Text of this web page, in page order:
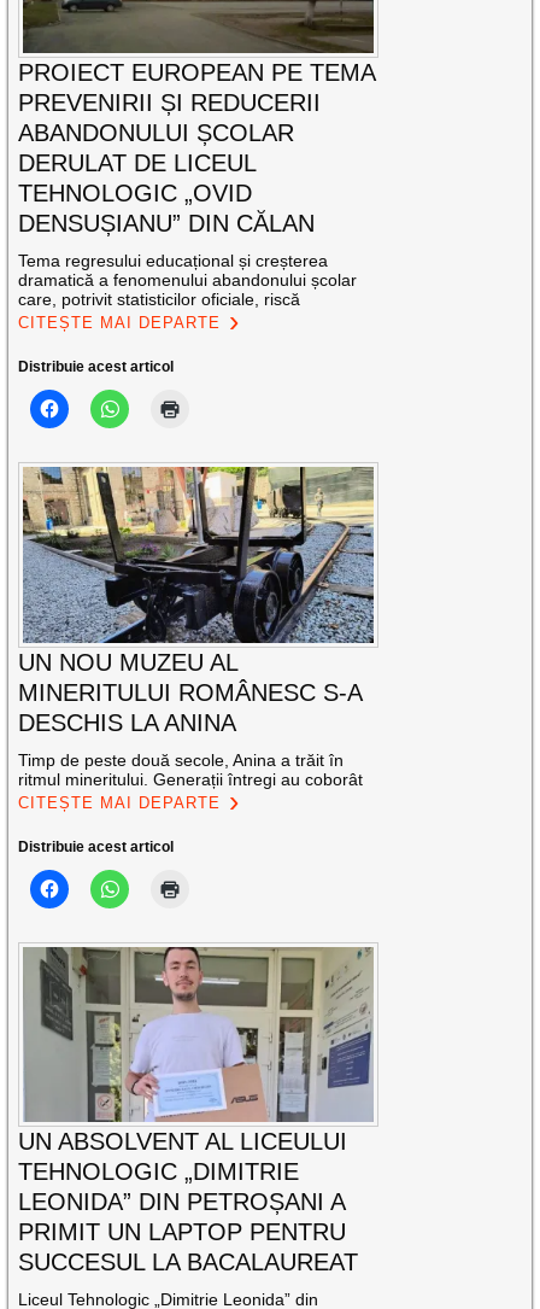
PROIECT EUROPEAN PE TEMA
PREVENIRII ȘI REDUCERII
ABANDONULUI ȘCOLAR
DERULAT DE LICEUL
TEHNOLOGIC „OVID
DENSUȘIANU” DIN CĂLAN
Tema regresului educațional și creșterea
dramatică a fenomenului abandonului școlar
care, potrivit statisticilor oficiale, riscă
CITEȘTE MAI DEPARTE
Distribuie acest articol
UN NOU MUZEU AL
MINERITULUI ROMÂNESC S-A
DESCHIS LA ANINA
Timp de peste două secole, Anina a trăit în
ritmul mineritului. Generații întregi au coborât
CITEȘTE MAI DEPARTE
Distribuie acest articol
UN ABSOLVENT AL LICEULUI
TEHNOLOGIC „DIMITRIE
LEONIDA” DIN PETROȘANI A
PRIMIT UN LAPTOP PENTRU
SUCCESUL LA BACALAUREAT
Liceul Tehnologic „Dimitrie Leonida” din